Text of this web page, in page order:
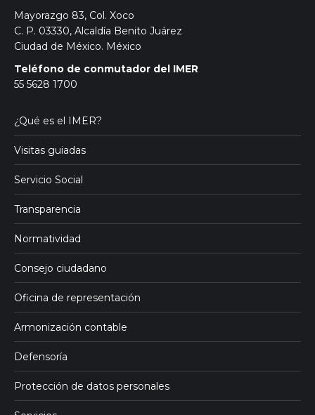
Mayorazgo 83, Col. Xoco
C. P. 03330, Alcaldía Benito Juárez
Ciudad de México. México
Teléfono de conmutador del IMER
55 5628 1700
¿Qué es el IMER?
Visitas guiadas
Servicio Social
Transparencia
Normatividad
Consejo ciudadano
Oficina de representación
Armonización contable
Defensoría
Protección de datos personales